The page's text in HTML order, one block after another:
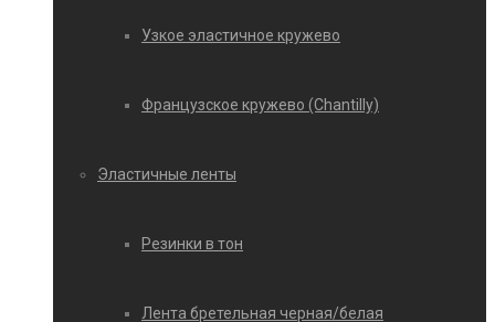
Узкое эластичное кружево
Французское кружево (Chantilly)
Эластичные ленты
Резинки в тон
Лента бретельная черная/белая